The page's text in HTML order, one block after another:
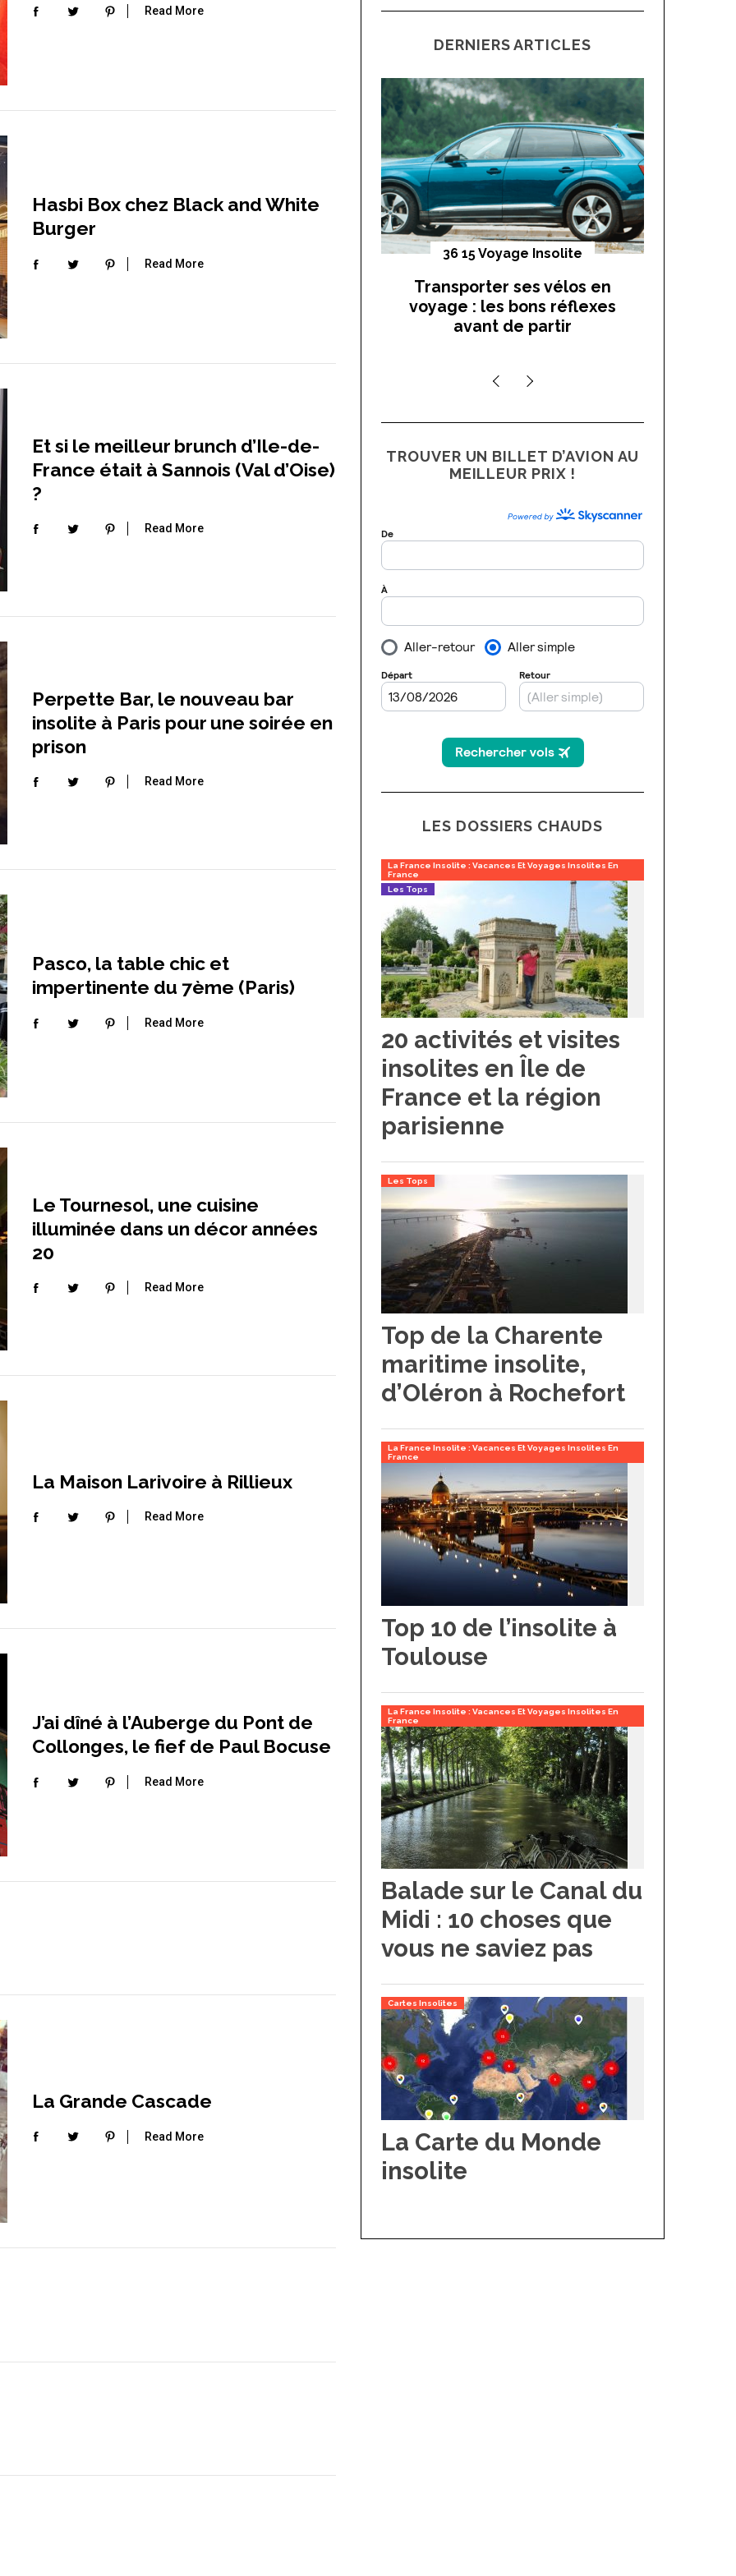
Read More
Hasbi Box chez Black and White
Burger
Read More
Et si le meilleur brunch d’Ile-de-
France était à Sannois (Val d’Oise)
?
Read More
Perpette Bar, le nouveau bar
insolite à Paris pour une soirée en
prison
Read More
Pasco, la table chic et
impertinente du 7ème (Paris)
Read More
Le Tournesol, une cuisine
illuminée dans un décor années
20
Read More
La Maison Larivoire à Rillieux
Read More
J’ai dîné à l’Auberge du Pont de
Collonges, le fief de Paul Bocuse
Read More
La Grande Cascade
Read More
f
o
r
:
C
DERNIERS ARTICLES
café à
à Tokyo
36 15 Voyage Insolite
Transporter ses vélos en
voyage : les bons réflexes
avant de partir
TROUVER UN BILLET D’AVION AU
MEILLEUR PRIX !
LES DOSSIERS CHAUDS
La France Insolite : Vacances Et Voyages Insolites En
France
Les Tops
20 activités et visites
insolites en Île de
France et la région
parisienne
Les Tops
Top de la Charente
maritime insolite,
d’Oléron à Rochefort
La France Insolite : Vacances Et Voyages Insolites En
France
Top 10 de l’insolite à
Toulouse
La France Insolite : Vacances Et Voyages Insolites En
France
Balade sur le Canal du
Midi : 10 choses que
vous ne saviez pas
Cartes Insolites
La Carte du Monde
insolite